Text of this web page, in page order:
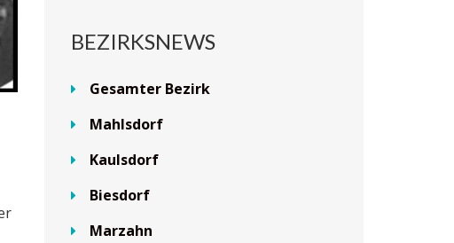
BEZIRKSNEWS
Gesamter Bezirk
Mahlsdorf
Kaulsdorf
Biesdorf
Marzahn